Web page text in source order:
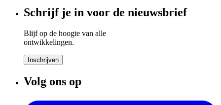
Schrijf je in voor de nieuwsbrief
Blijf op de hoogte van alle
ontwikkelingen.
Inschrijven
Volg ons op